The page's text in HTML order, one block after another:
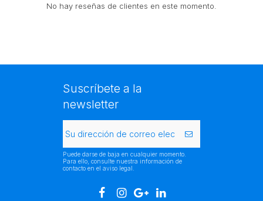
No hay reseñas de clientes en este momento.
Suscríbete a la
newsletter
Puede darse de baja en cualquier momento.
Para ello, consulte nuestra información de
contacto en el aviso legal.